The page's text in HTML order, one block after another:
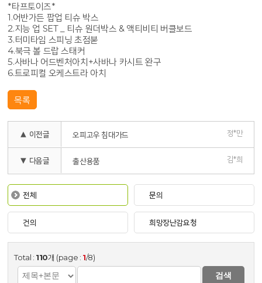
*타프토이즈*
1.어반가든 팝업 티슈 박스
2.지능 업 SET _ 티슈 원더박스 & 액티비티 버클보드
3.터미타임 스피닝 초점붇
4.북극 볼 드랍 스태커
5.사바나 어드벤처아치+사바나 카시트 완구
6.트로피컬 오케스트라 아치
목록
▲ 이전글 오피고우 침대가드 정*만
▼ 다음글 출산용품 김*희
전체 문의
건의 희망장난감요청
Total : 110개 (page : 1/8)
검색